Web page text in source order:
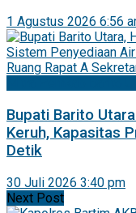
1 Agustus 2026 6:56
Bupati Barito
Keruh, Kapasitas
Detik
30 Juli 2026 3:40 pm
Next Post